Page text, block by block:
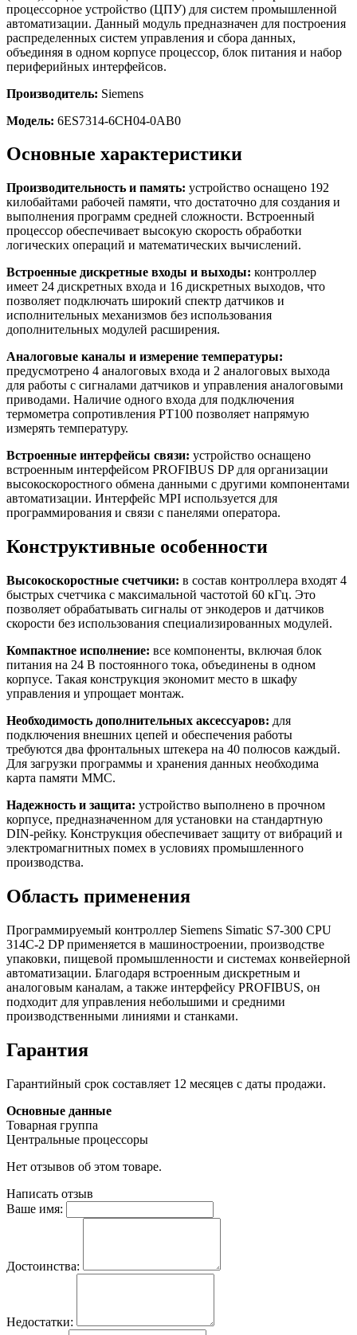
процессорное устройство (ЦПУ) для систем промышленной
автоматизации. Данный модуль предназначен для построения
распределенных систем управления и сбора данных,
объединяя в одном корпусе процессор, блок питания и набор
периферийных интерфейсов.
Производитель: Siemens
Модель: 6ES7314-6CH04-0AB0
Основные характеристики
Производительность и память: устройство оснащено 192
килобайтами рабочей памяти, что достаточно для создания и
выполнения программ средней сложности. Встроенный
процессор обеспечивает высокую скорость обработки
логических операций и математических вычислений.
Встроенные дискретные входы и выходы: контроллер
имеет 24 дискретных входа и 16 дискретных выходов, что
позволяет подключать широкий спектр датчиков и
исполнительных механизмов без использования
дополнительных модулей расширения.
Аналоговые каналы и измерение температуры:
предусмотрено 4 аналоговых входа и 2 аналоговых выхода
для работы с сигналами датчиков и управления аналоговыми
приводами. Наличие одного входа для подключения
термометра сопротивления PT100 позволяет напрямую
измерять температуру.
Встроенные интерфейсы связи: устройство оснащено
встроенным интерфейсом PROFIBUS DP для организации
высокоскоростного обмена данными с другими компонентами
автоматизации. Интерфейс MPI используется для
программирования и связи с панелями оператора.
Конструктивные особенности
Высокоскоростные счетчики: в состав контроллера входят 4
быстрых счетчика с максимальной частотой 60 кГц. Это
позволяет обрабатывать сигналы от энкодеров и датчиков
скорости без использования специализированных модулей.
Компактное исполнение: все компоненты, включая блок
питания на 24 В постоянного тока, объединены в одном
корпусе. Такая конструкция экономит место в шкафу
управления и упрощает монтаж.
Необходимость дополнительных аксессуаров: для
подключения внешних цепей и обеспечения работы
требуются два фронтальных штекера на 40 полюсов каждый.
Для загрузки программы и хранения данных необходима
карта памяти MMC.
Надежность и защита: устройство выполнено в прочном
корпусе, предназначенном для установки на стандартную
DIN-рейку. Конструкция обеспечивает защиту от вибраций и
электромагнитных помех в условиях промышленного
производства.
Область применения
Программируемый контроллер Siemens Simatic S7-300 CPU
314C-2 DP применяется в машиностроении, производстве
упаковки, пищевой промышленности и системах конвейерной
автоматизации. Благодаря встроенным дискретным и
аналоговым каналам, а также интерфейсу PROFIBUS, он
подходит для управления небольшими и средними
производственными линиями и станками.
Гарантия
Гарантийный срок составляет 12 месяцев с даты продажи.
Основные данные
Товарная группа
Центральные процессоры
Нет отзывов об этом товаре.
Написать отзыв
Ваше имя:
Достоинства:
Недостатки: